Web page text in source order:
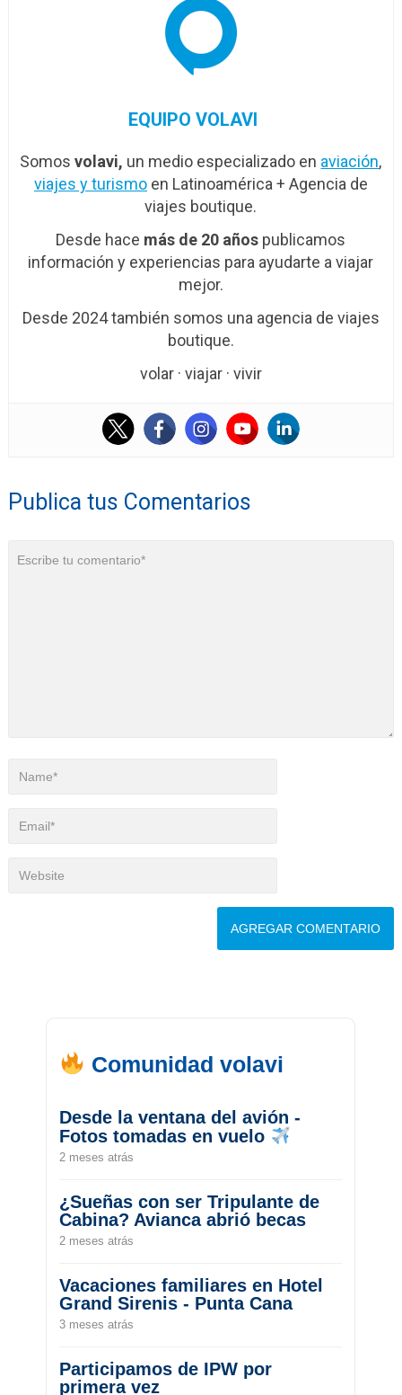
EQUIPO VOLAVI
Somosvolavi, un medio especializado en aviación,
viajes y turismoen Latinoamérica + Agencia de
viajes boutique.
Desde hace más de 20 años publicamos
información y experiencias para ayudarte a viajar
mejor.
Desde 2024 también somos una agencia de viajes
boutique.
volar · viajar · vivir
Publica tus Comentarios
Comunidad volavi
Desde la ventana del avión -
Fotos tomadas en vuelo
2 meses atrás
¿Sueñas con ser Tripulante de
Cabina? Avianca abrió becas
2 meses atrás
Vacaciones familiares en Hotel
Grand Sirenis - Punta Cana
3 meses atrás
Participamos de IPW por
primera vez